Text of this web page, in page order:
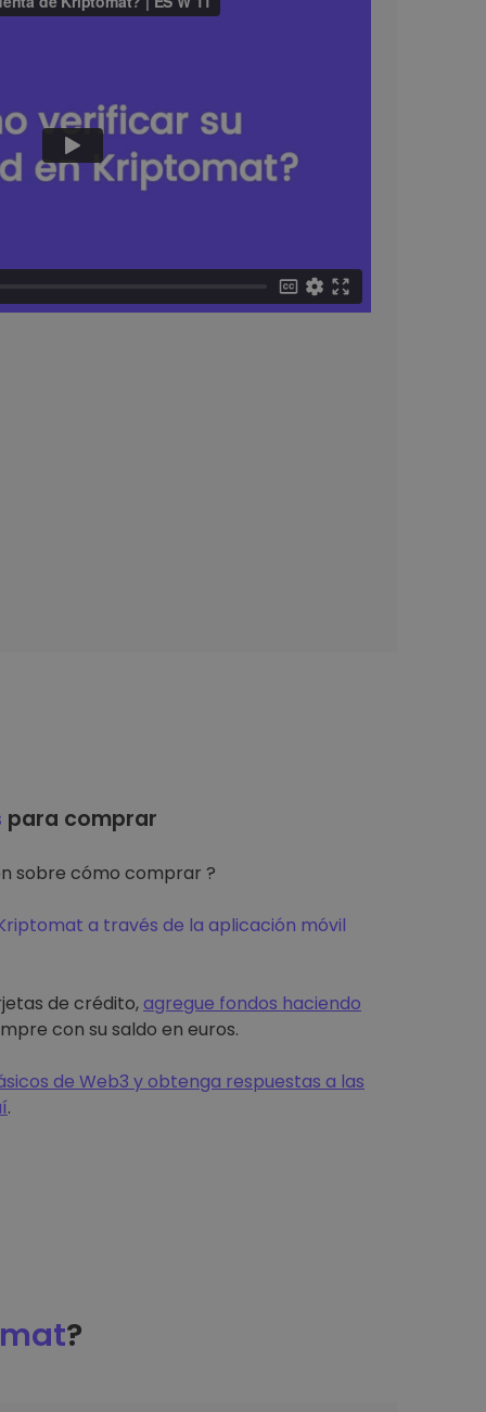
para comprar
sobre cómo comprar ?
a través de la aplicación móvil
de crédito,agregue fondos haciendo
con su saldo en euros.
de Web3 y obtenga respuestas a las
.
?